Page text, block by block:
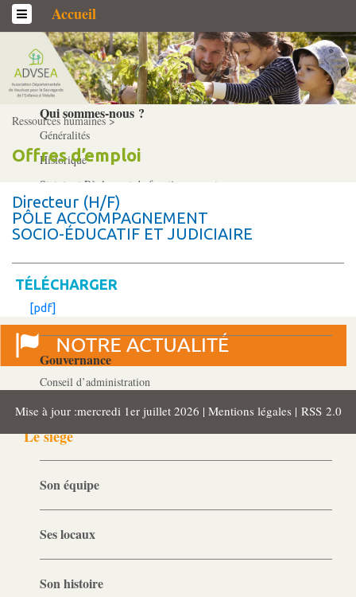
Accueil
L’association
Qui sommes-­nous ?
Généralités
Historique
Statuts et Règlement de fonctionnement
Nos partenaires
Acteurs
Professionnels
Gouvernance
Conseil d’administration
Le siège
Son équipe
Ses locaux
Son histoire
Ressources humaines >
Offres d’emploi
Directeur (H/F)
PÔLE ACCOMPAGNEMENT
SOCIO-ÉDUCATIF ET JUDICIAIRE
TÉLÉCHARGER
[pdf]
Mise à jour :mercredi 1er juillet 2026 | Mentions légales | RSS 2.0